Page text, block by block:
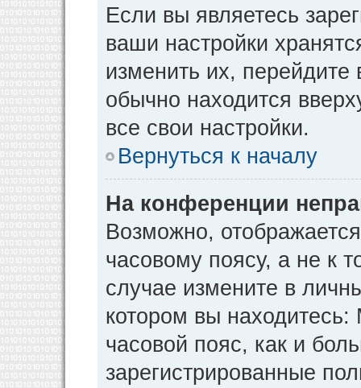
Если вы являетесь
ваши настройки
изменить их, перейдите
обычно находится
все свои настройки.
Вернуться к началу
На конференции
Возможно,
часовому поясу, а не к
случае измените в
котором вы находитесь:
часовой пояс, как и
зарегистрированные